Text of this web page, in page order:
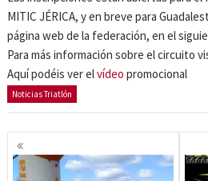
MITIC JÉRICA, y en breve para
página web de la federación, en el
Para más información sobre el circuito
Aquí podéis ver elvídeo promocional
Noticias Triatlón
Navegación
de